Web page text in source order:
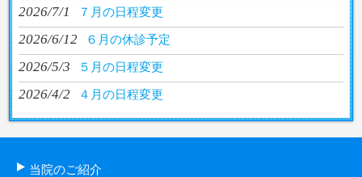
2026/7/1 ７月の日程変更
2026/6/12 ６月の休診予定
2026/5/3 ５月の日程変更
2026/4/2 ４月の日程変更
当院のご紹介